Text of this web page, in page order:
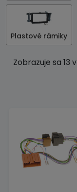
Plastové rámiky
Zobrazuje sa 13